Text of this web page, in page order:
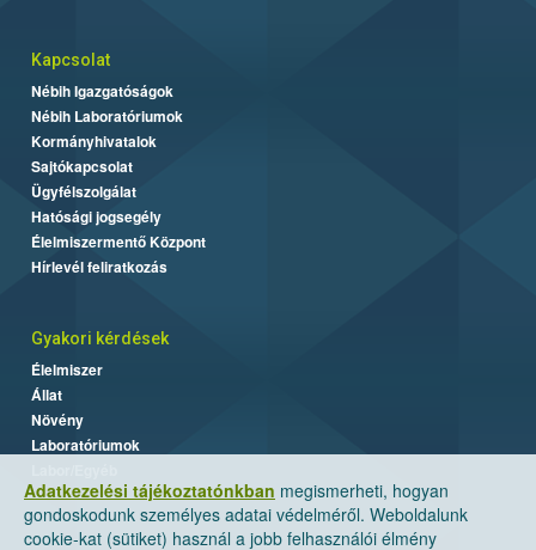
Adatkezelési tájékoztatónkban megismerheti, hogyan
gondoskodunk személyes adatai védelméről. Weboldalunk
cookie-kat (sütiket) használ a jobb felhasználói élmény
Kapcsolat
Nébih Igazgatóságok
Nébih Laboratóriumok
Kormányhivatalok
Sajtókapcsolat
Ügyfélszolgálat
Hatósági jogsegély
Élelmiszermentő Központ
Hírlevél feliratkozás
Gyakori kérdések
Élelmiszer
Állat
Növény
Laboratóriumok